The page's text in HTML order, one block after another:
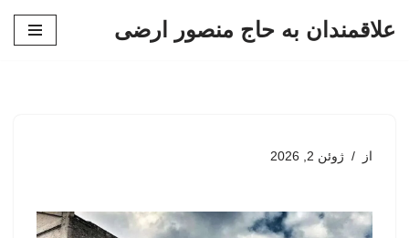
علاقمندان به حاج منصور ارضی
از ژوئن 2, 2026